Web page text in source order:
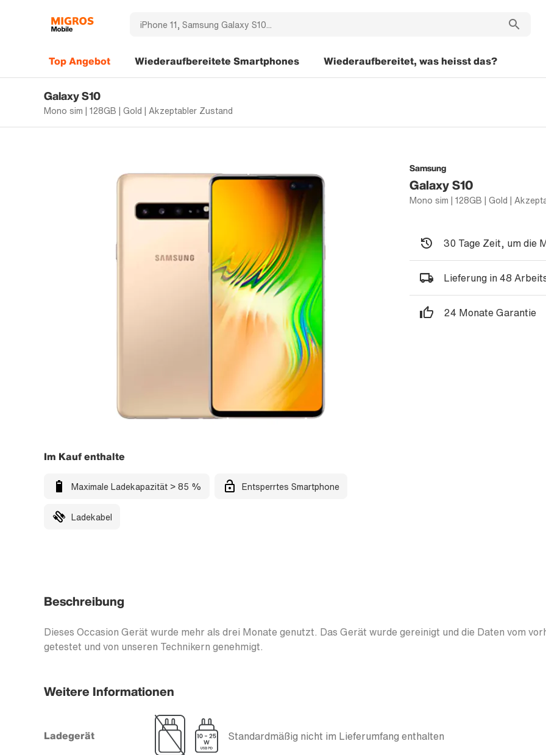
Top Angebot Wiederaufbereitete Smartphones Wiederaufbereitet, was heisst das?
Galaxy S10
Mono sim | 128GB | Gold | Akzeptabler Zustand
Samsung
Galaxy S10
Im Kauf enthalte
Maximale Ladekapazität > 85 % Entsperrtes Smartphone
Ladekabel
30 Tage Zeit, um die
Lieferung in 48
24 Monate Garantie
Beschreibung
Dieses Occasion Gerät wurde mehr als drei Monate genutzt. Das Gerät wurde gereinigt und die Daten vom
getestet und von unseren Technikern genehmigt.
Weitere Informationen
Ladegerät Standardmäßig nicht im Lieferumfang enthalten